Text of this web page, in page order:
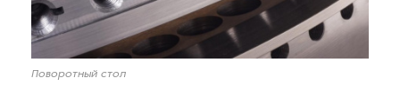
Поворотный стол